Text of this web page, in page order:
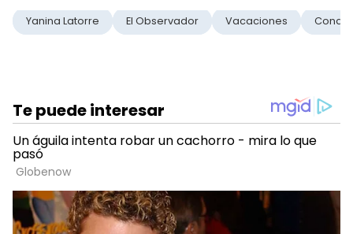
Yanina Latorre El Observador Vacaciones